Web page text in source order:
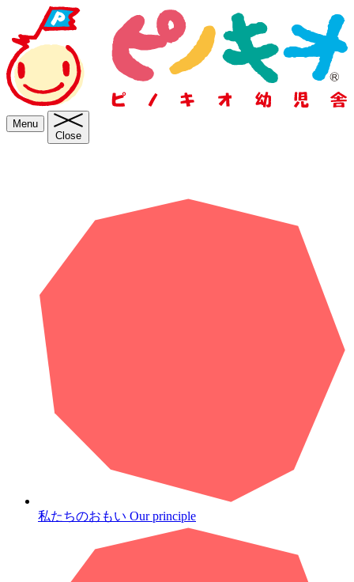
Menu
Close
私たちのおもい Our principle